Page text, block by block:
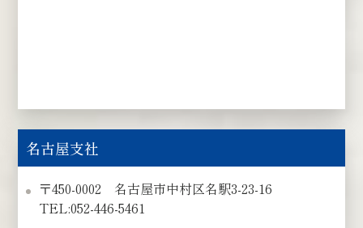
名古屋支社
〒450-0002 名古屋市中村区名駅3-23-16
TEL:052-446-5461